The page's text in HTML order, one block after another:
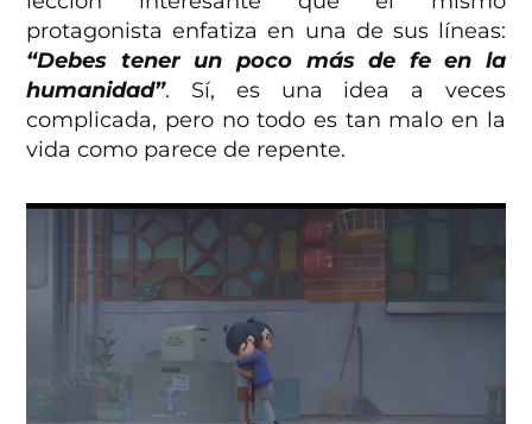
protagonista enfatiza en una de sus líneas:
“Debes tener un poco más de fe en la
humanidad”. Sí, es una idea a veces
complicada, pero no todo es tan malo en la
vida como parece de repente.